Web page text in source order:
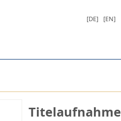
[DE] [EN]
Titelaufnahme